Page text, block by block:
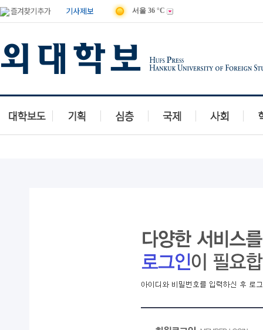
즐겨찾기 추가 기사제보 서울 36 °C